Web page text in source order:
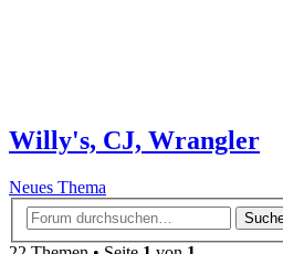
Willy's, CJ, Wrangler
Neues Thema